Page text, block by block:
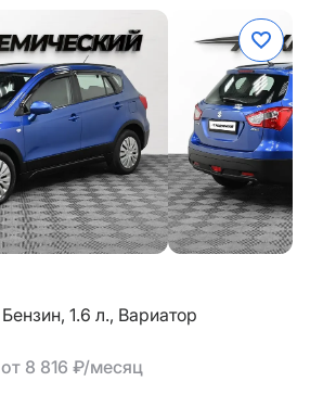
Бензин, 1.6 л., Вариатор
от 8 816 ₽/месяц